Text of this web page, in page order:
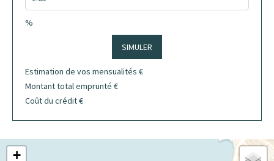
%
SIMULER
Estimation de vos mensualités €
Montant total emprunté €
Coût du crédit€
+